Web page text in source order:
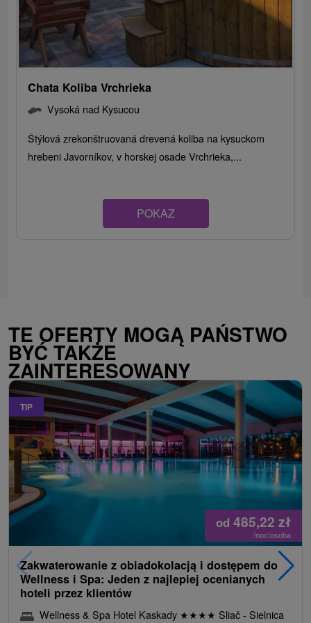
Chata Koliba Vrchrieka
Vysoká nad Kysucou
Štýlová zrekonštruovaná drevená koliba na kysuckom
hrebeni Javorníkov, v horskej osade Vrchrieka,...
POKAZ
TE OFERTY MOGĄ PAŃSTWO
BYĆ TAKŻE
ZAINTERESOWANY
TIP
od 485,22 zł
/noc/osoba
Zakwaterowanie z obiadokolacją i dostępem do
Wellness i Spa: Jeden z najlepiej ocenianych
hoteli przez klientów
Wellness & Spa Hotel Kaskady ★★★★ Sliač - Sielnica